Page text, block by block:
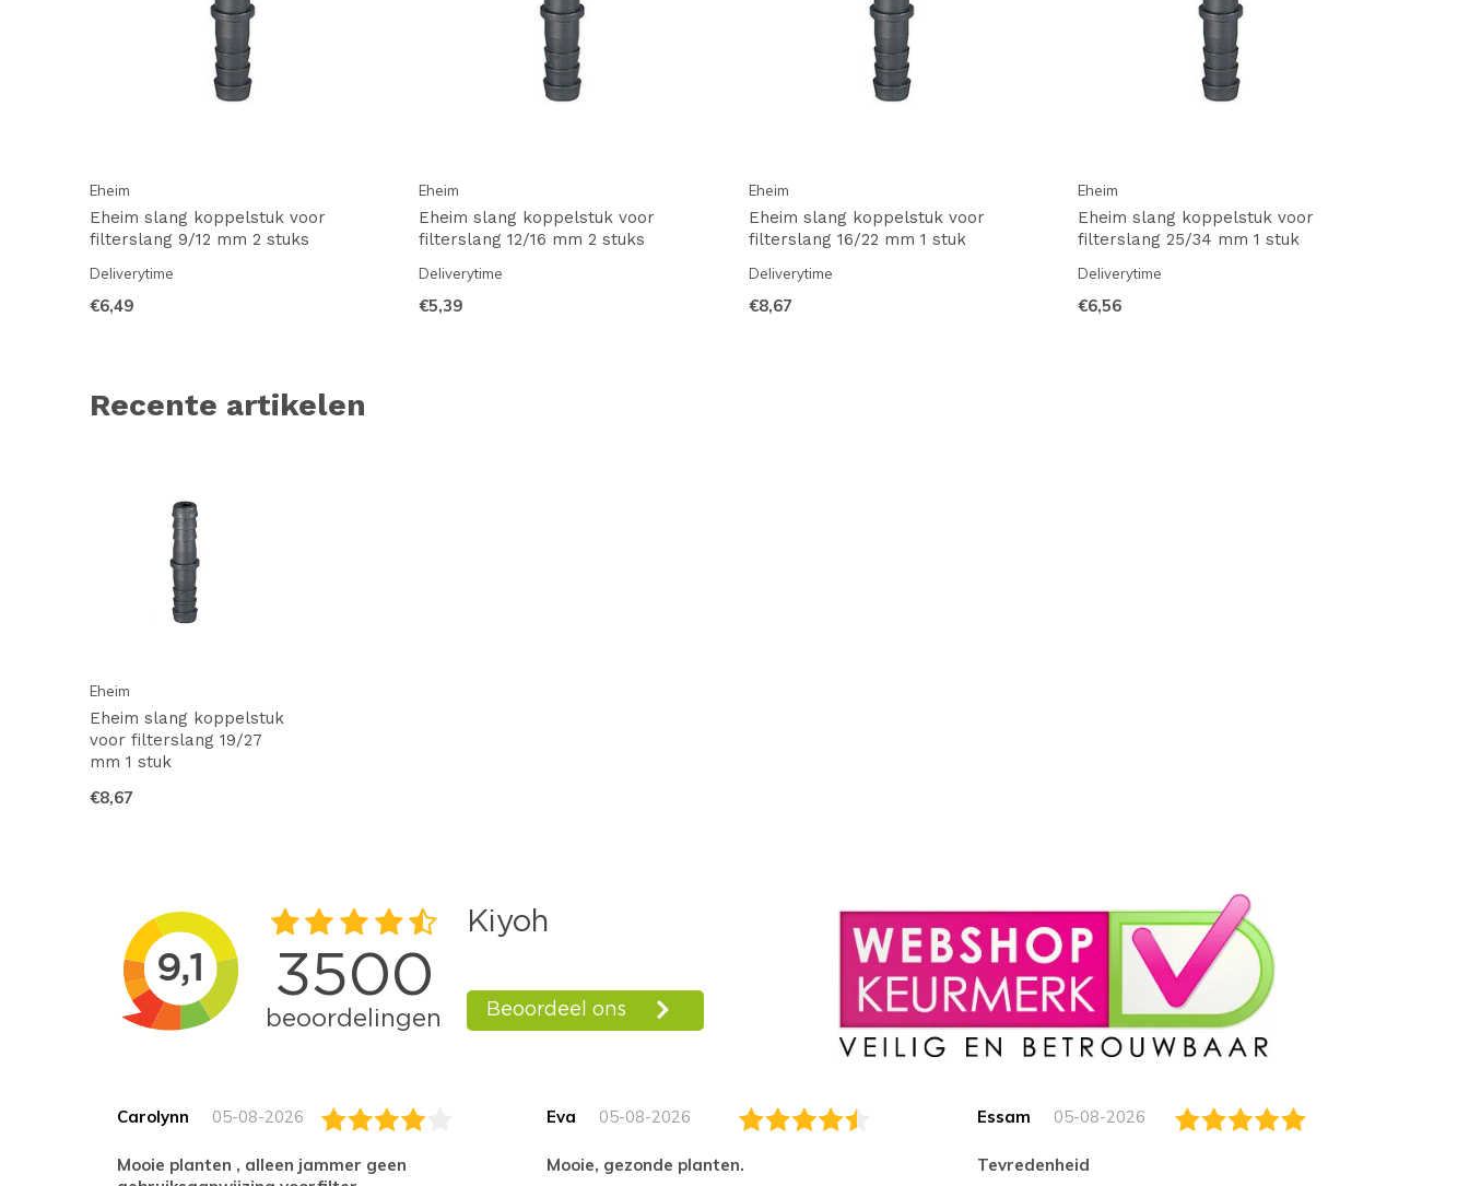
Eheim
Eheim slang koppelstuk voor
filterslang 9/12 mm 2 stuks
Deliverytime
€6,49
Eheim
Eheim slang koppelstuk voor
filterslang 12/16 mm 2 stuks
Deliverytime
€5,39
Eheim
Eheim slang koppelstuk voor
filterslang 16/22 mm 1 stuk
Deliverytime
€8,67
Eheim
Eheim slang koppelstuk voor
filterslang 25/34 mm 1 stuk
Deliverytime
€6,56
Recente artikelen
Eheim
Eheim slang koppelstuk
voor filterslang 19/27
mm 1 stuk
€8,67
Carolynn 05-08-2026
Mooie planten , alleen jammer geen
Eva 05-08-2026
Mooie, gezonde planten.
Essam 05-08-2026
tevredenheid